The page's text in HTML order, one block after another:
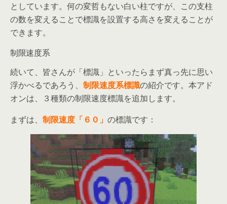
としています。何の変哲もない白い柱ですが、この支柱
の数を変えることで標識を設置する高さを変えることが
できます。
制限速度系
続いて、皆さんが「標識」といったらまず真っ先に思い
浮かべるであろう、 制限速度系標識の紹介です。本アド
オンは、３種類の制限速度標識を追加します。
まずは、 制限速度「６０」 の標識です：